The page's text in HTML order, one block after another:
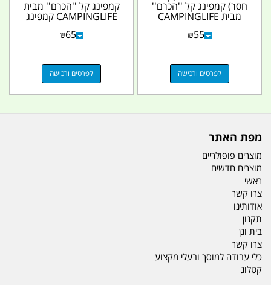
חסר) קמפינג קל ''הכרם''
מבית CAMPINGLIFE
₪55
לפרטים ורכישה
קמפינג קל ''הכרם'' מבית
CAMPINGLIFE קמפינג
₪65
לפרטים ורכישה
מפת האתר
מוצרים פופולריים
מוצרים חדשים
ראשי
צרו קשר
אודותינו
תקנון
בית וגן
צרו קשר
כלי עבודה למוסך ובעלי מקצוע
קטלוג